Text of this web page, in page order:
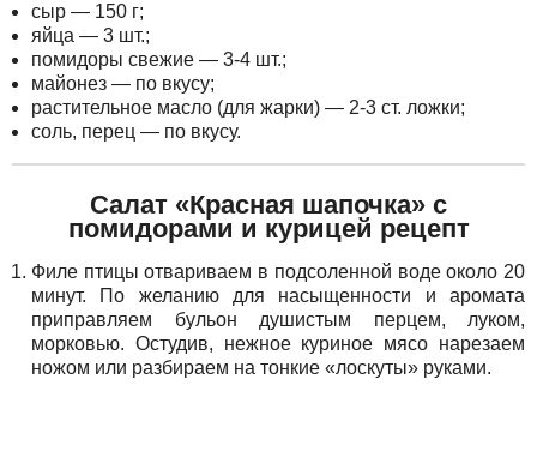
сыр — 150 г;
яйца — 3 шт.;
помидоры свежие — 3-4 шт.;
майонез — по вкусу;
растительное масло (для жарки) — 2-3 ст. ложки;
соль, перец — по вкусу.
Салат «Красная шапочка» с
помидорами и курицей рецепт
Филе птицы отвариваем в подсоленной воде около 20
минут. По желанию для насыщенности и аромата
приправляем бульон душистым перцем, луком,
морковью. Остудив, нежное куриное мясо нарезаем
ножом или разбираем на тонкие «лоскуты» руками.